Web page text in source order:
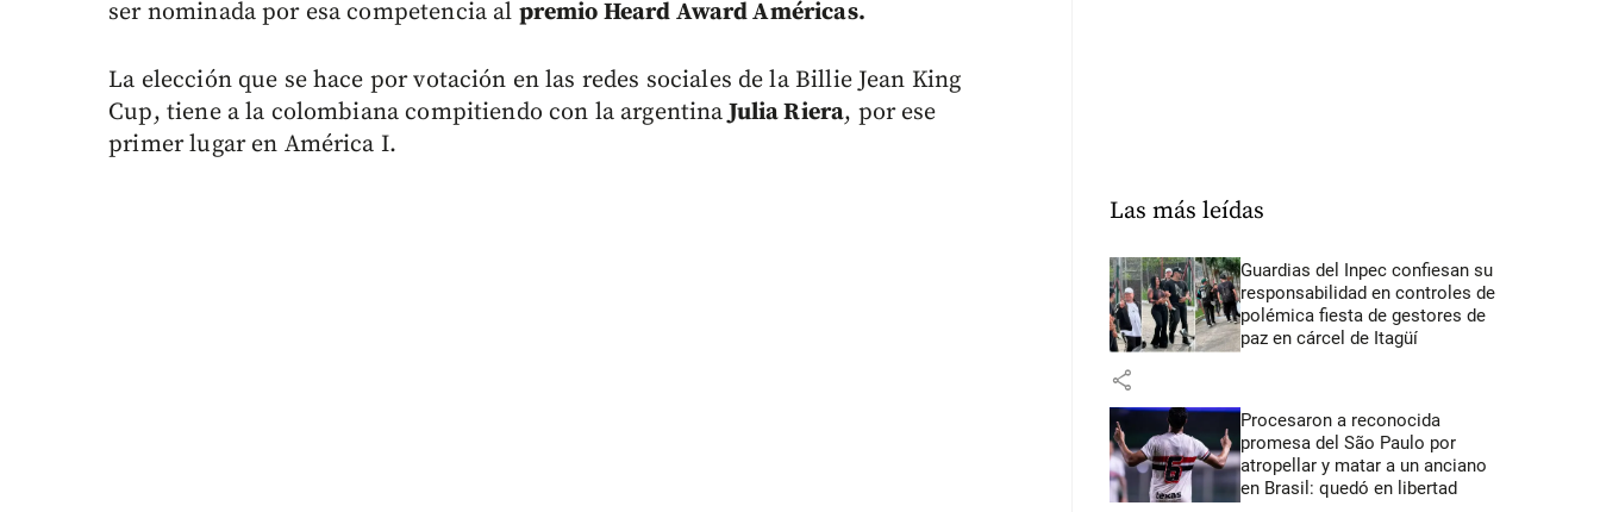
ser nominada por esa competencia al premio Heard Award Américas.
La elección que se hace por votación en las redes sociales de la Billie Jean King
Cup, tiene a la colombiana compitiendo con la argentinaJulia Riera, por ese
primer lugar en América I.
Las más leídas
Guardias del Inpec confiesan su
responsabilidad en controles de
polémica fiesta de gestores de
paz en cárcel de Itagüí
share
Procesaron a reconocida
promesa del São Paulo por
atropellar y matar a un anciano
en Brasil: quedó en libertad